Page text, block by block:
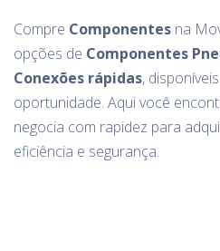
Compre Componentes na
opções de Componentes
Conexões rápidas,
oportunidade. Aqui você
negocia com rapidez para
eficiência e segurança.